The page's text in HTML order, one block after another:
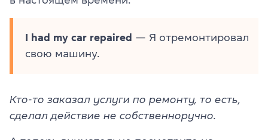
I had my car repaired — Я отремонтировал
свою машину.
Кто-то заказал услуги по ремонту, то есть,
сделал действие не собственноручно.